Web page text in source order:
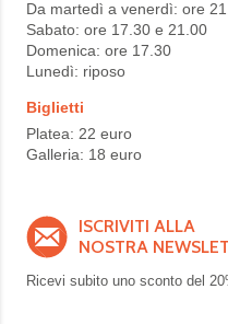
Da martedì a venerdì: ore
Sabato: ore 17.30 e 21.00
Domenica: ore 17.30
Lunedì: riposo
Biglietti
Platea: 22 euro
Galleria: 18 euro
ISCRIVITI ALLA
NOSTRA
Ricevi subito uno sconto del